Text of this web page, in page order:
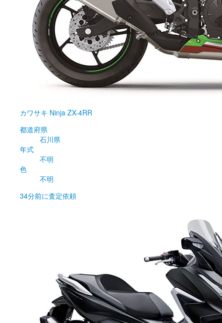
カワサキ Ninja ZX-4RR
都道府県
石川県
年式
不明
色
不明
34分前に査定依頼